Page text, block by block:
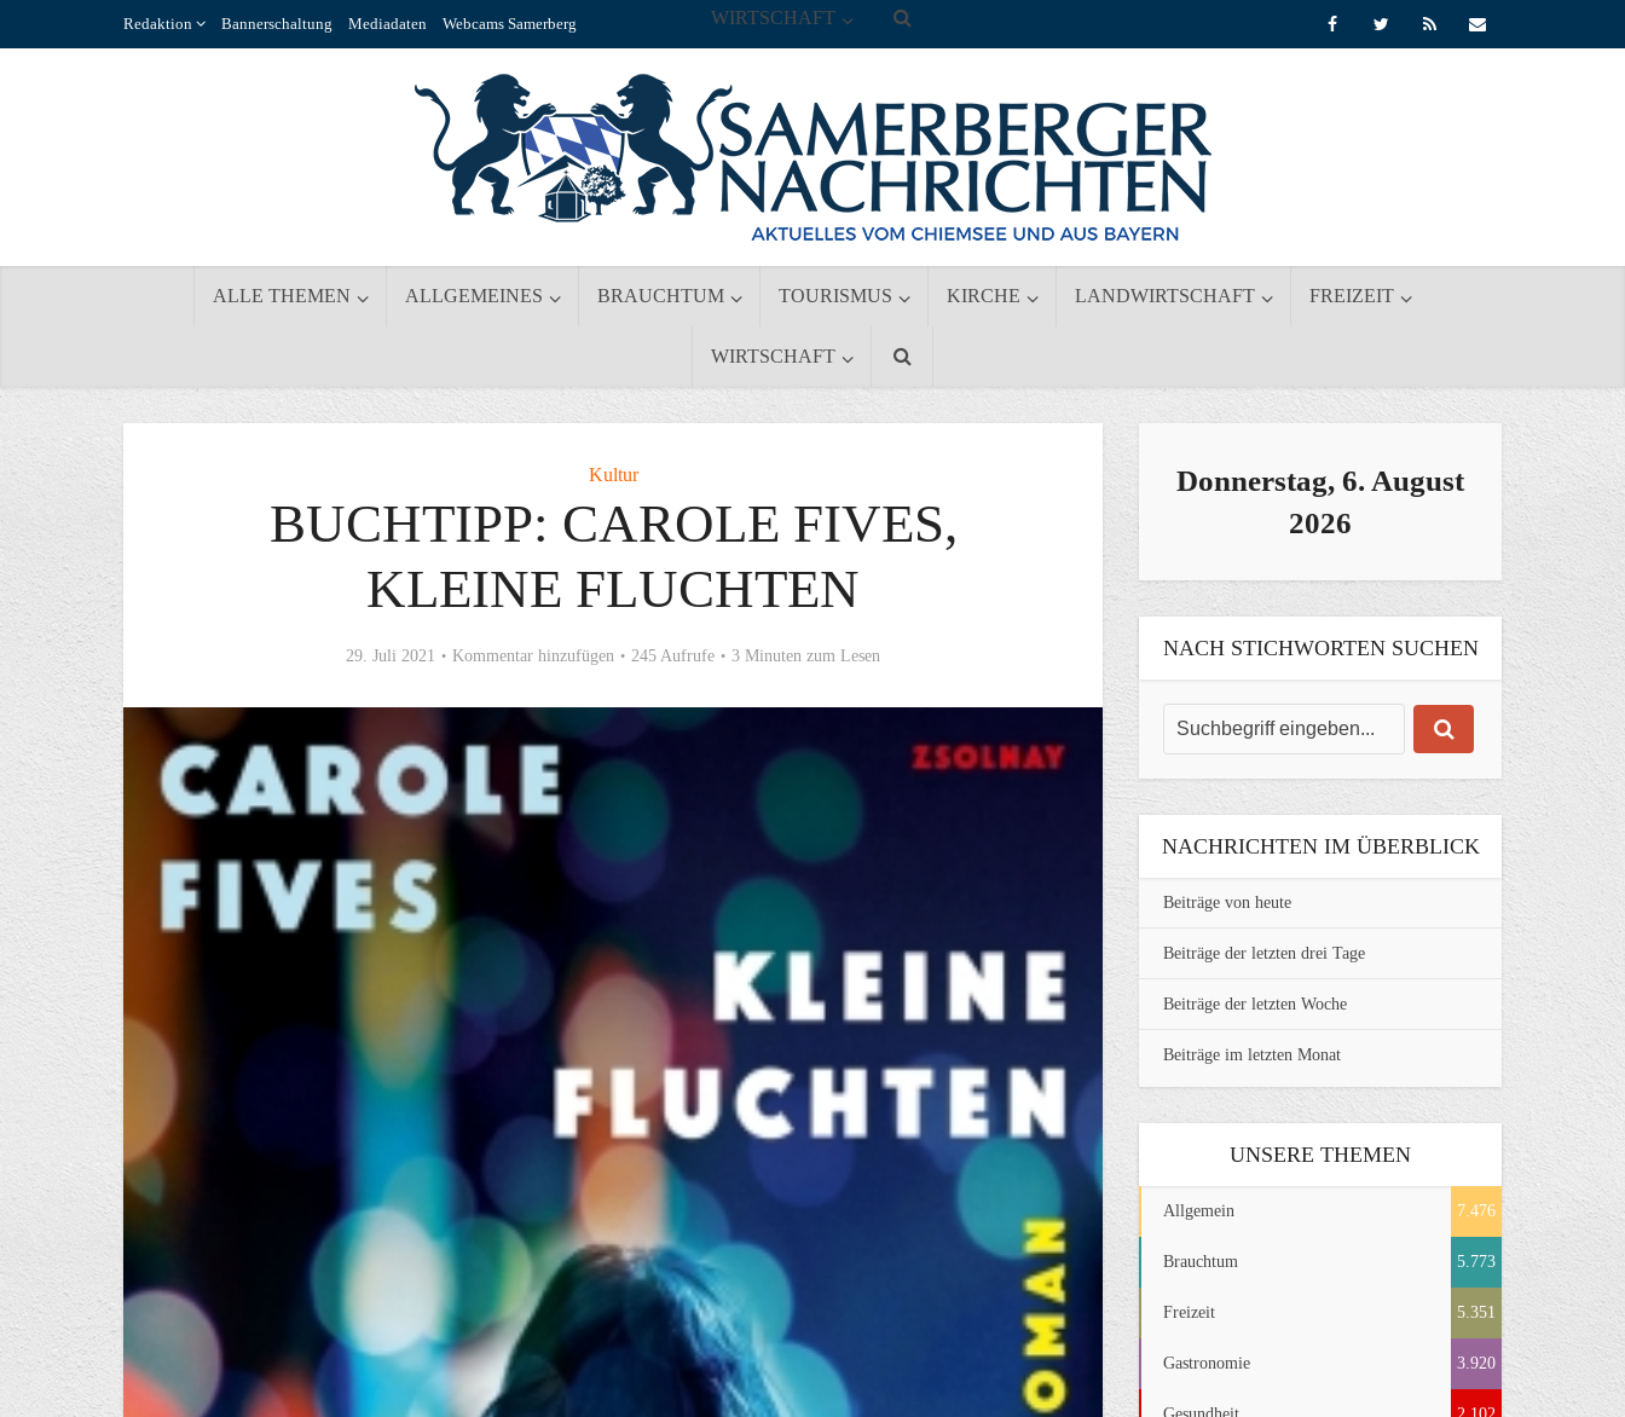
Redaktion Bannerschaltung Mediadaten Webcams Samerberg
ALLE THEMEN ALLGEMEINES BRAUCHTUM TOURISMUS KIRCHE LANDWIRTSCHAFT FREIZEIT
WIRTSCHAFT
WIRTSCHAFT
Kultur
BUCHTIPP: CAROLE FIVES,
KLEINE FLUCHTEN
29. Juli 2021 Kommentar hinzufügen 245 Aufrufe 3 Minuten zum Lesen
Donnerstag, 6. August
2026
NACH STICHWORTEN SUCHEN
NACHRICHTEN IM ÜBERBLICK
Beiträge von heute
Beiträge der letzten drei Tage
Beiträge der letzten Woche
Beiträge im letzten Monat
UNSERE THEMEN
Allgemein 7.476
Brauchtum 5.773
Freizeit 5.351
Gastronomie 3.920